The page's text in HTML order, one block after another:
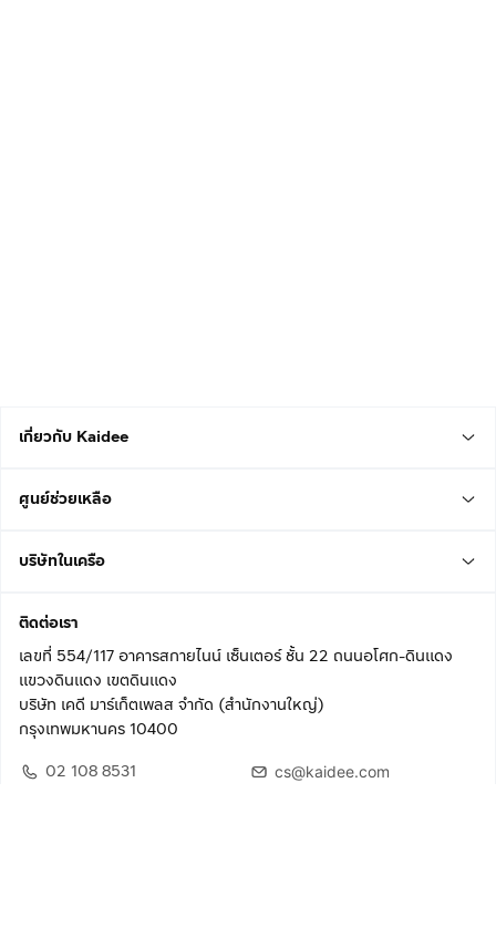
เกี่ยวกับ Kaidee
ศูนย์ช่วยเหลือ
บริษัทในเครือ
ติดต่อเรา
เลขที่ 554/117 อาคารสกายไนน์ เซ็นเตอร์ ชั้น 22 ถนนอโศก-ดินแดง
แขวงดินแดง เขตดินแดง
บริษัท เคดี มาร์เก็ตเพลส จำกัด (สำนักงานใหญ่)
กรุงเทพมหานคร 10400
02 108 8531
cs@kaidee.com